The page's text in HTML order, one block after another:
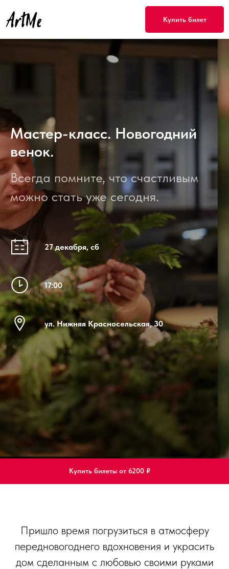
Купить билет
Мастер-класс. Новогодний
венок.
Всегда помните, что счастливым
можно стать уже сегодня.
27 декабря, сб
17:00
ул. Нижняя Красносельская, 30
Купить билеты от 6200 ₽
Пришло время погрузиться в атмосферу
передновогоднего вдохновения и украсить
дом сделанным с любовью своими руками